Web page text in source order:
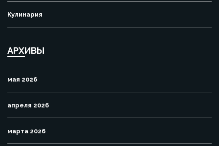
Кулинария
АРХИВЫ
мая 2026
апреля 2026
марта 2026